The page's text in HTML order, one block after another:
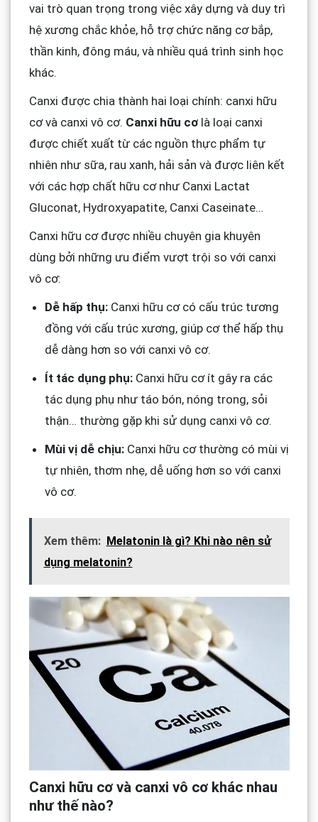
vai trò quan trọng trong việc xây dựng và duy trì
hệ xương chắc khỏe, hỗ trợ chức năng cơ bắp,
thần kinh, đông máu, và nhiều quá trình sinh học
khác.
Canxi được chia thành hai loại chính: canxi hữu
cơ và canxi vô cơ. Canxi hữu cơlà loại canxi
được chiết xuất từ các nguồn thực phẩm tự
nhiên như sữa, rau xanh, hải sản và được liên kết
với các hợp chất hữu cơ như Canxi Lactat
Gluconat, Hydroxyapatite, Canxi Caseinate…
Canxi hữu cơ được nhiều chuyên gia khuyên
dùng bởi những ưu điểm vượt trội so với canxi
vô cơ:
Dễ hấp thụ:Canxi hữu cơ có cấu trúc tương
đồng với cấu trúc xương, giúp cơ thể hấp thụ
dễ dàng hơn so với canxi vô cơ.
Ít tác dụng phụ:Canxi hữu cơ ít gây ra các
tác dụng phụ như táo bón, nóng trong, sỏi
thận… thường gặp khi sử dụng canxi vô cơ.
Mùi vị dễ chịu:Canxi hữu cơ thường có mùi vị
tự nhiên, thơm nhẹ, dễ uống hơn so với canxi
vô cơ.
Xem thêm:
Melatonin là gì? Khi nào nên sử
dụng melatonin?
Canxi hữu cơ và canxi vô cơ khác nhau
như thế nào?